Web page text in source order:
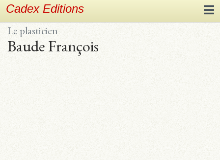
Cadex Editions
Le plasticien
Baude François